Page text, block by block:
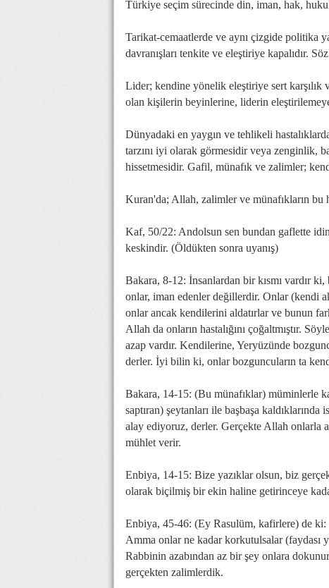
Türkiye seçim sürecinde din, iman, hak,
Tarikat-cemaatlerde ve aynı çizgide politika
davranışları tenkite ve eleştiriye kapalıdır.
Lider; kendine yönelik eleştiriye sert
olan kişilerin beyinlerine, liderin
Dünyadaki en yaygın ve tehlikeli
tarzını iyi olarak görmesidir veya zenginlik,
hissetmesidir. Gafil, münafık ve zalimler;
Kuran'da; Allah, zalimler ve münafıkların bu
Kaf, 50/22: Andolsun sen bundan gaflette
keskindir. (Öldükten sonra uyanış)
Bakara, 8-12: İnsanlardan bir kısmı vardır
onlar, iman edenler değillerdir. Onlar (kendi
onlar ancak kendilerini aldatırlar ve bunun
Allah da onların hastalığını çoğaltmıştır.
azap vardır. Kendilerine, Yeryüzünde
derler. İyi bilin ki, onlar bozguncuların ta
Bakara, 14-15: (Bu münafıklar) müminlerle
saptıran) şeytanları ile başbaşa
alay ediyoruz, derler. Gerçekte Allah onlarla
mühlet verir.
Enbiya, 14-15: Bize yazıklar olsun, biz
olarak biçilmiş bir ekin haline getirinceye
Enbiya, 45-46: (Ey Rasulüm, kafirlere) de
Amma onlar ne kadar korkutulsalar (faydası
Rabbinin azabından az bir şey onlara
gerçekten zalimlerdik.